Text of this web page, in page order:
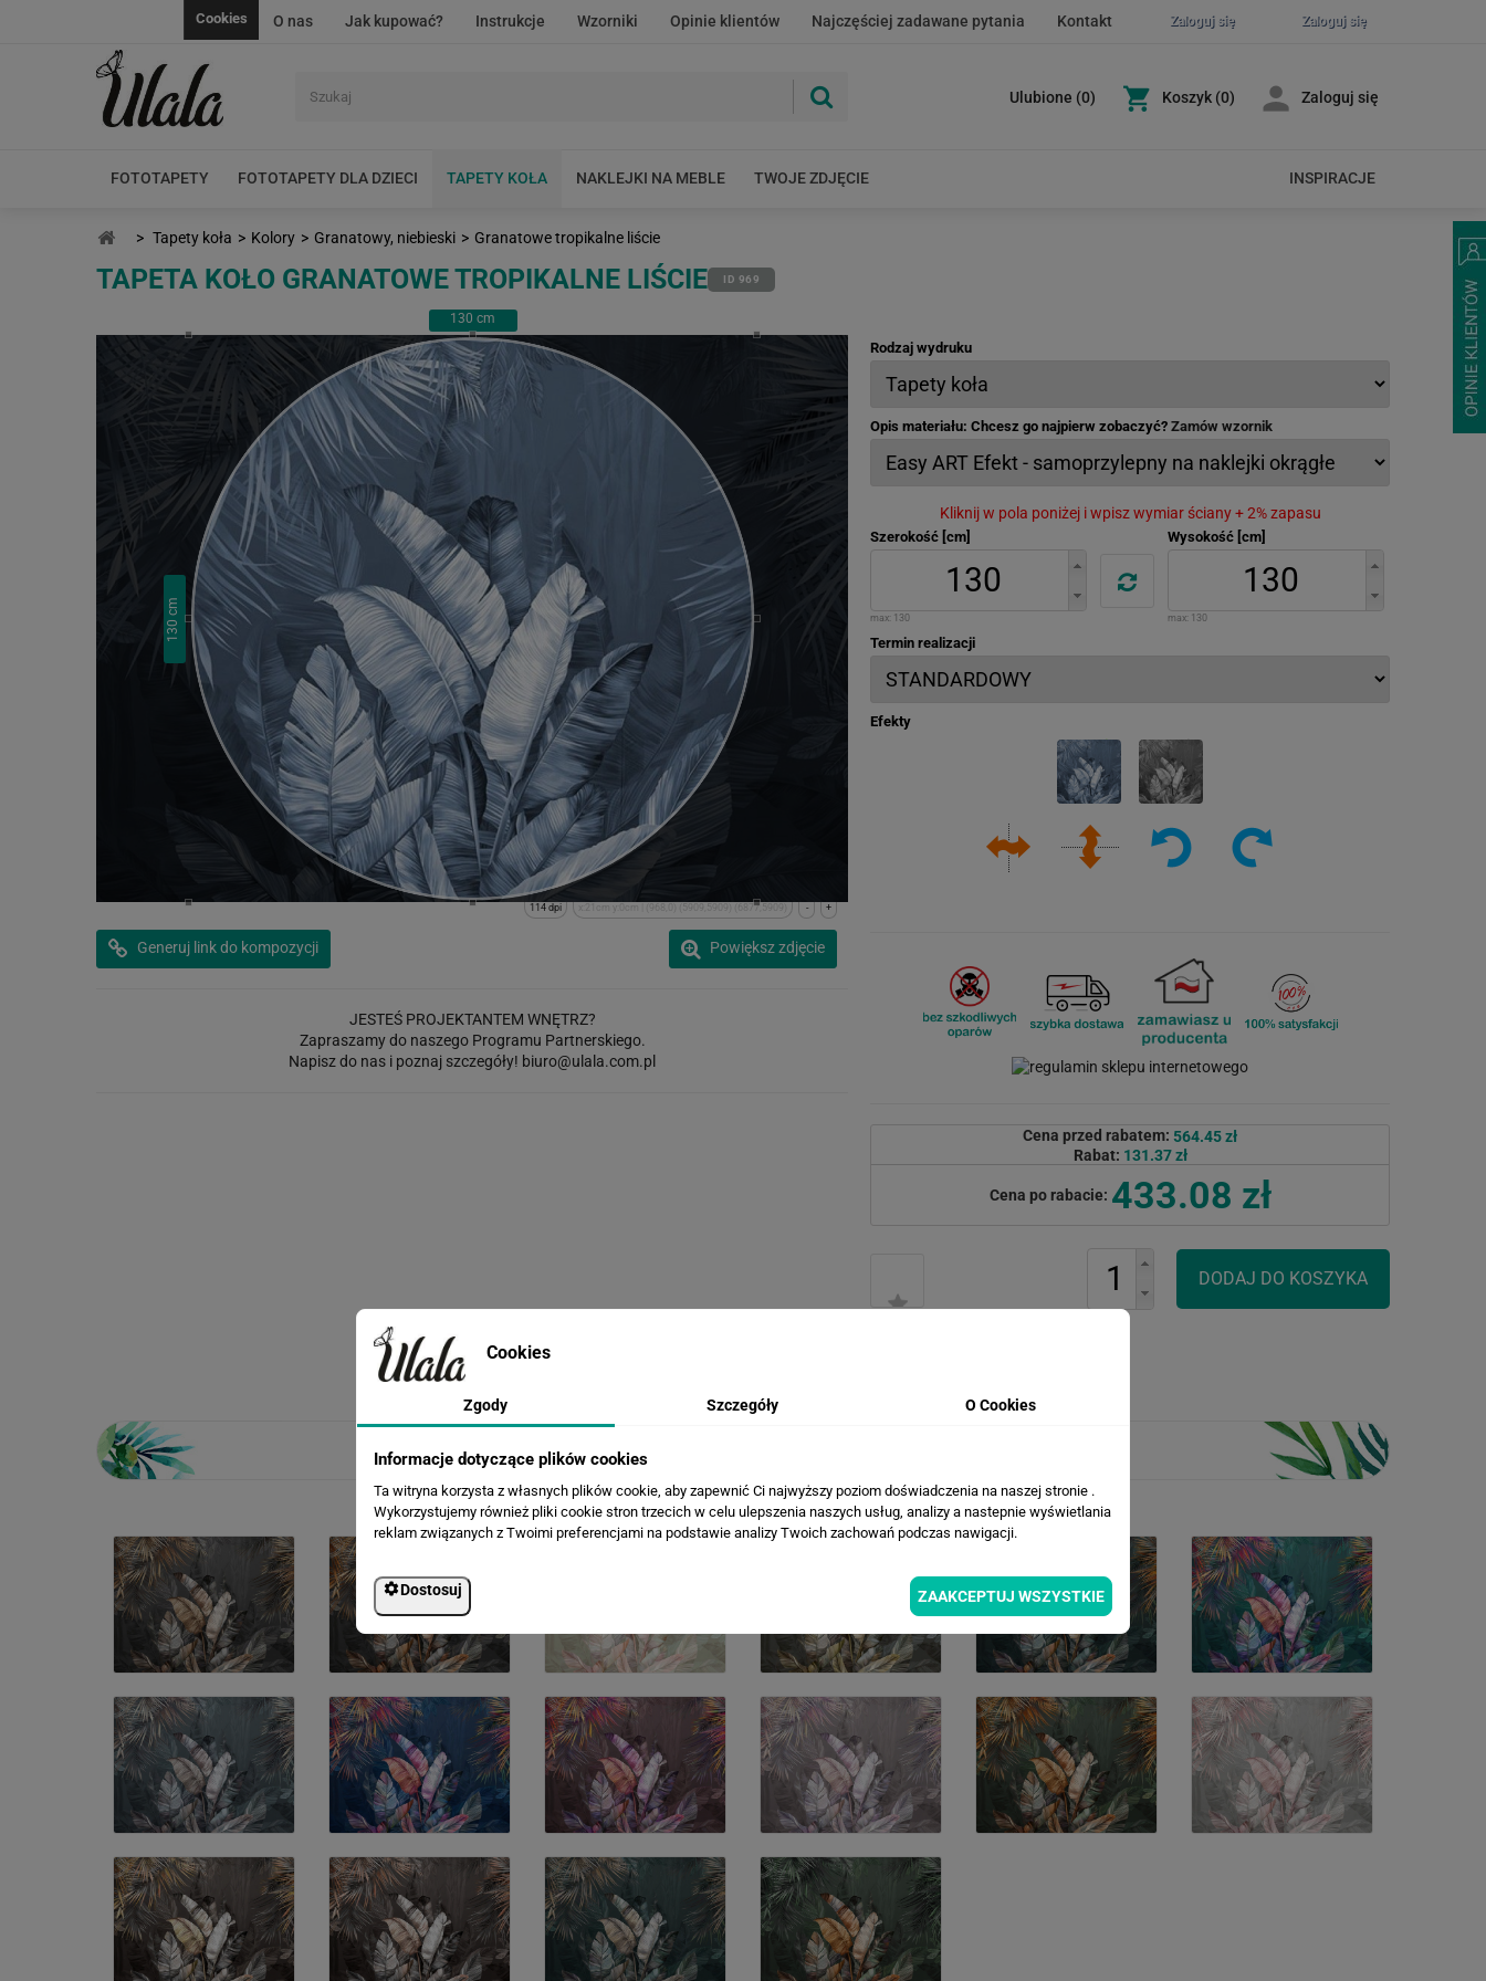
Zaloguj się
Zaloguj się
O nas Jak kupować? Instrukcje Wzorniki Opinie klientów Najczęściej zadawane pytania Kontakt
Cookies
Ulubione (0) Koszyk (0) Zaloguj się
FOTOTAPETY FOTOTAPETY DLA DZIECI TAPETY KOŁA NAKLEJKI NA MEBLE TWOJE ZDJĘCIE INSPIRACJE
> Tapety koła > Kolory > Granatowy, niebieski > Granatowe tropikalne liście
TAPETA KOŁO GRANATOWE TROPIKALNE LIŚCIE ID 969
130 cm
130
cm
+
-
x:21cm y:0cm | (968,0) (5909,5909) (6877,5909)
114 dpi
Powiększ zdjęcie
Generuj link do kompozycji
JESTEŚ PROJEKTANTEM WNĘTRZ?
Zapraszamy do naszego Programu Partnerskiego.
Napisz do nas i poznaj szczegóły! biuro@ulala.com.pl
Rodzaj wydruku
Opis materiału: Chcesz go najpierw zobaczyć? Zamów wzornik
Kliknij w pola poniżej i wpisz wymiar ściany + 2% zapasu
Szerokość [cm]
max: 130
Wysokość [cm]
max: 130
Termin realizacji
Efekty
Cena przed rabatem: 564.45 zł
Rabat: 131.37 zł
Cena po rabacie: 433.08 zł
WERSJE KOLORYSTYCZNE
Cookies
Zgody Szczegóły O Cookies
Informacje dotyczące plików cookies
Ta witryna korzysta z własnych plików cookie, aby zapewnić Ci najwyższy poziom doświadczenia na naszej stronie .
Wykorzystujemy również pliki cookie stron trzecich w celu ulepszenia naszych usług, analizy a nastepnie wyświetlania
reklam związanych z Twoimi preferencjami na podstawie analizy Twoich zachowań podczas nawigacji.
Dostosuj ZAAKCEPTUJ WSZYSTKIE